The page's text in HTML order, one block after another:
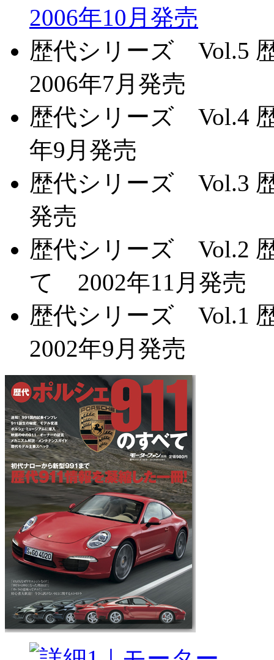
2006年10月発売
歴代シリーズ Vol.5
2006年7月発売
歴代シリーズ Vol.4
年9月発売
歴代シリーズ Vol.3
発売
歴代シリーズ Vol.2
て 2002年11月発売
歴代シリーズ Vol.1
2002年9月発売